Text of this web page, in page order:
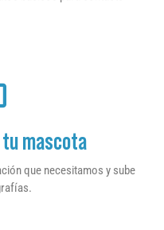
mascota
que necesitamos y sube